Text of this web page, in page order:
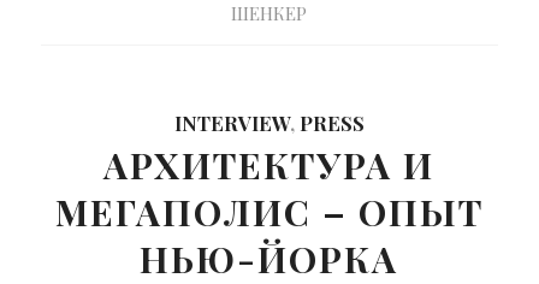
ШЕНКЕР
INTERVIEW, PRESS
АРХИТЕКТУРА И
МЕГАПОЛИС – ОПЫТ
НЬЮ-ЙОРКА